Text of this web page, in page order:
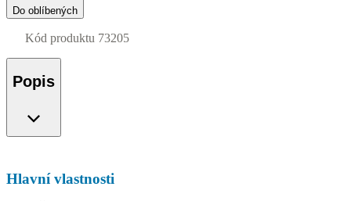
Do oblíbených
Kód produktu 73205
Popis
Hlavní vlastnosti